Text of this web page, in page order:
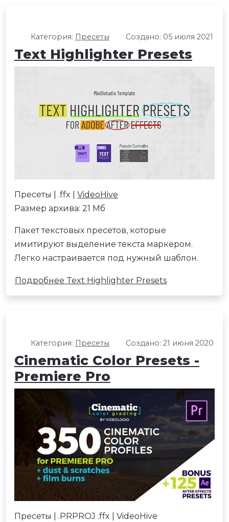
Категория: Пресеты Создано: 05 июля 2021
Text Highlighter Presets
Пресеты | .ffx | VideoHive
Размер архива: 21 Мб
Пакет текстовых пресетов, которые
имитируют выделение текста маркером.
Легко настраивается под нужный шаблон.
Подробнее Text Highlighter Presets
Категория: Пресеты Создано: 21 июня 2020
Cinematic Color Presets -
Premiere Pro
Пресеты | .PRPROJ .ffx | VideoHive